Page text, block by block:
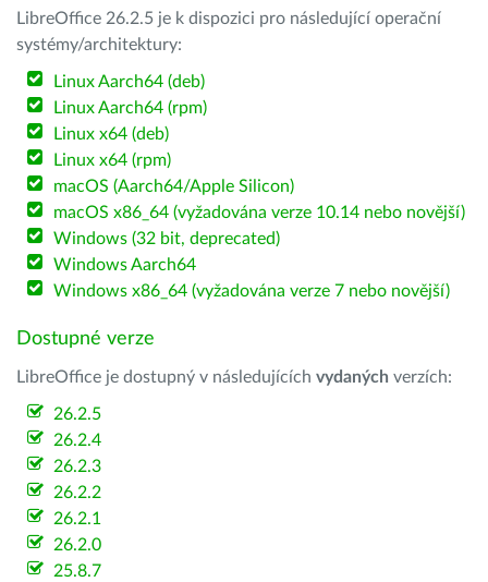
LibreOffice 26.2.5 je k dispozici pro následující operační
systémy/architektury:
Linux Aarch64 (deb)
Linux Aarch64 (rpm)
Linux x64 (deb)
Linux x64 (rpm)
macOS (Aarch64/Apple Silicon)
macOS x86_64 (vyžadována verze 10.14 nebo novější)
Windows (32 bit, deprecated)
Windows Aarch64
Windows x86_64 (vyžadována verze 7 nebo novější)
Dostupné verze
LibreOffice je dostupný v následujících vydaných verzích:
26.2.5
26.2.4
26.2.3
26.2.2
26.2.1
26.2.0
25.8.7